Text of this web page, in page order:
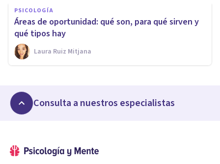
PSICOLOGÍA
Áreas de oportunidad: qué son, para qué sirven y
qué tipos hay
Laura Ruiz Mitjana
Consulta a nuestros especialistas